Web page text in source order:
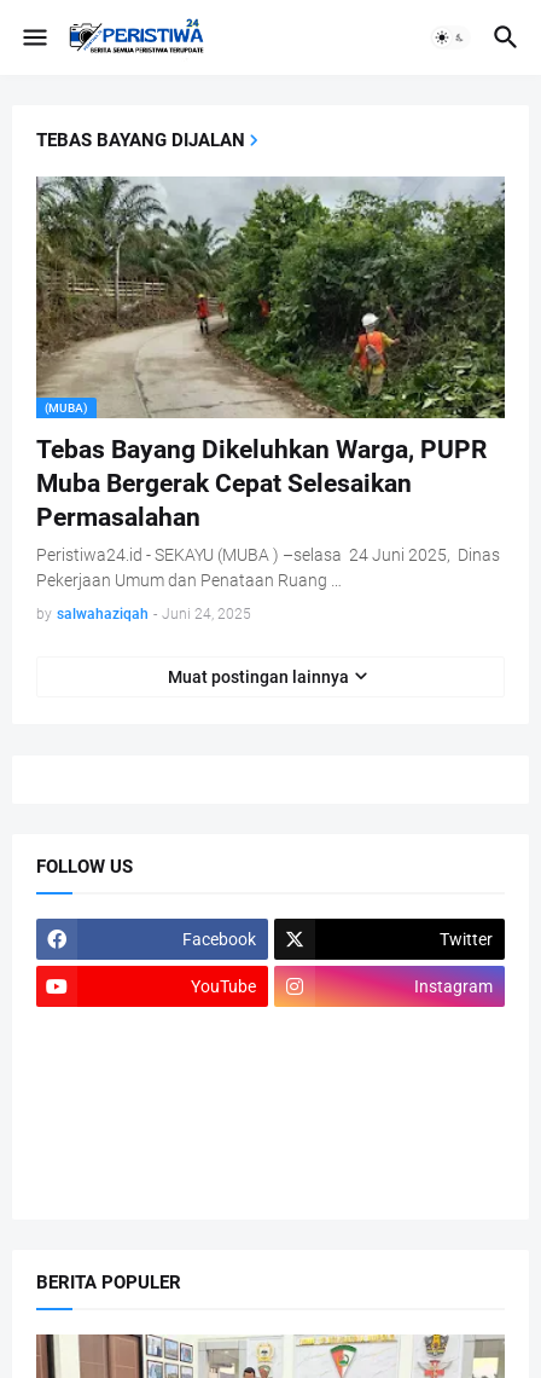
TEBAS BAYANG DIJALAN
(MUBA)
Tebas Bayang Dikeluhkan Warga, PUPR
Muba Bergerak Cepat Selesaikan
Permasalahan
Peristiwa24.id - SEKAYU (MUBA ) –selasa 24 Juni 2025, Dinas
Pekerjaan Umum dan Penataan Ruang …
by salwahaziqah - Juni 24, 2025
Muat postingan lainnya
FOLLOW US
Facebook Twitter
YouTube Instagram
BERITA POPULER